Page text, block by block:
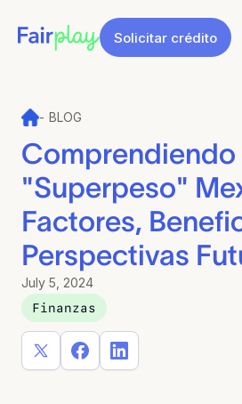
Solicitar crédito
- BLOG
Comprendiendo
"Superpeso"
Factores,
Perspectivas
July 5, 2024
Finanzas